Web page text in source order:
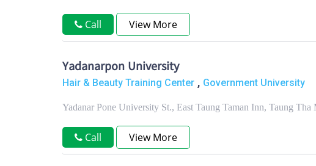
Call View More
Yadanarpon University
Hair & Beauty Training Center , Government University
Yadanar Pone University St., East Taung Taman Inn, Taung
Call View More